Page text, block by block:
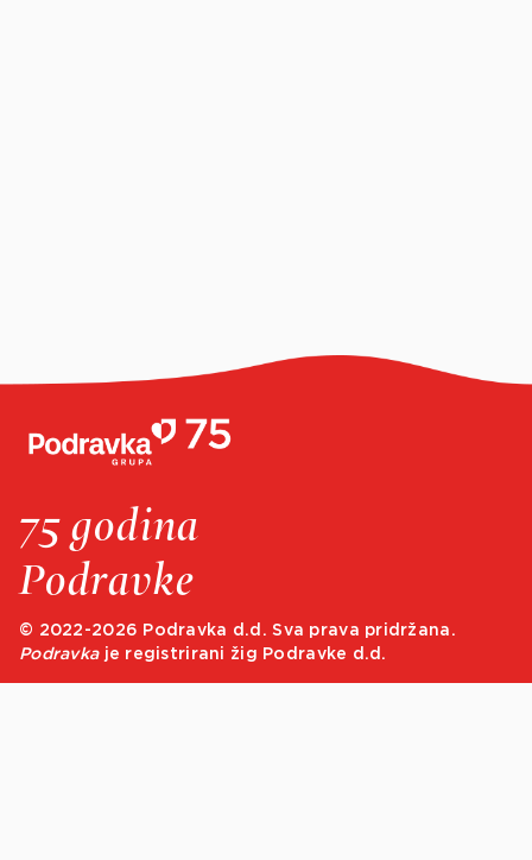
75 godina
Podravke
© 2022-2026 Podravka d.d. Sva prava pridržana.
Podravkaje registrirani žig Podravke d.d.